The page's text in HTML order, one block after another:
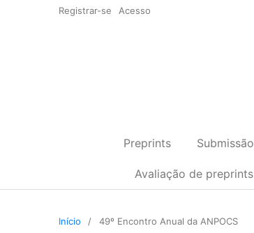
Registrar-se Acesso
Preprints Submissão
Avaliação de preprints
Início / 49º Encontro Anual da ANPOCS